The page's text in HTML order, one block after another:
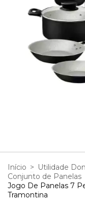
Início > Utilidade
Conjunto de Panelas
Jogo De Panelas 7
Tramontina